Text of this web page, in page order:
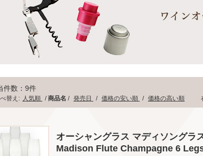
件数：9件
替え: 人気順 /商品名 / 発売日 / 価格の安い順 / 価格の高い順 在
オーシャングラス マディソング
Madison Flute Champagne 6